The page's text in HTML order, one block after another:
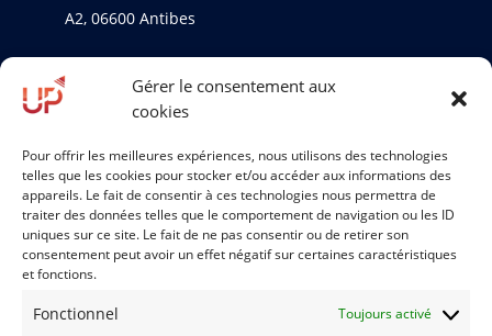
Gérer le consentement aux
cookies
Pour offrir les meilleures expériences, nous utilisons des technologies
telles que les cookies pour stocker et/ou accéder aux informations des
appareils. Le fait de consentir à ces technologies nous permettra de
traiter des données telles que le comportement de navigation ou les ID
uniques sur ce site. Le fait de ne pas consentir ou de retirer son
consentement peut avoir un effet négatif sur certaines caractéristiques
et fonctions.
Fonctionnel Toujours activé
A2, 06600 Antibes
SIÈGE OPÉRATIONNEL : 27 Avenue du Général de
Gaulle, 95230 Soisy Sous Montmorency
m.fazio@changingup.fr
+33 6 99 43 09 00
Informations